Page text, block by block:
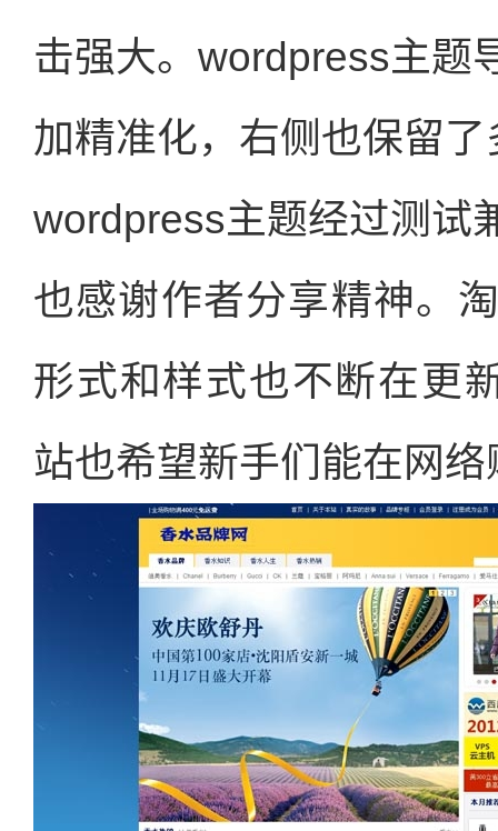
击强大。wordpress主题
加精准化，右侧也保留
wordpress主题经过测试
也感谢作者分享精神。
形式和样式也不断在更
站也希望新手们能在网